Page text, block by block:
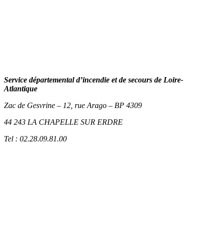
Service départemental d’incendie et de secours de Loire-
Atlantique
Zac de Gesvrine – 12, rue Arago – BP 4309
44 243 LA CHAPELLE SUR ERDRE
Tel : 02.28.09.81.00